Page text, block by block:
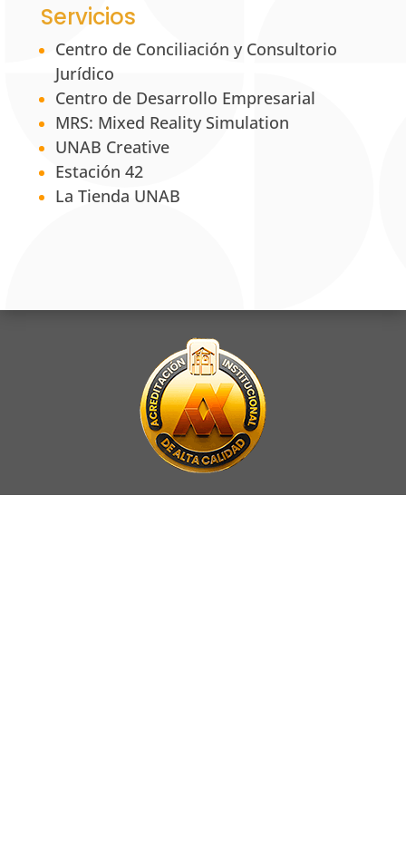
Servicios
Centro de Conciliación y Consultorio
Jurídico
Centro de Desarrollo Empresarial
MRS: Mixed Reality Simulation
UNAB Creative
Estación 42
La Tienda UNAB